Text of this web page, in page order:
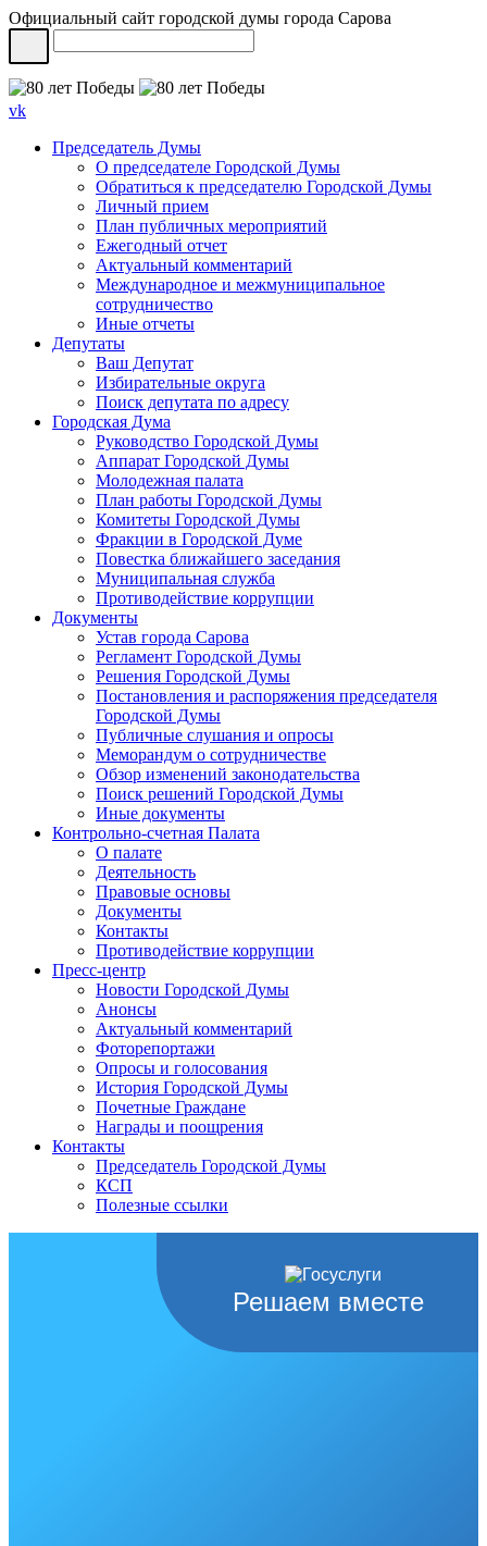
Официальный сайт городской думы города Сарова
vk
Председатель Думы
О председателе Городской Думы
Обратиться к председателю Городской Думы
Личный прием
План публичных мероприятий
Ежегодный отчет
Актуальный комментарий
Международное и межмуниципальное
сотрудничество
Иные отчеты
Депутаты
Ваш Депутат
Избирательные округа
Поиск депутата по адресу
Городская Дума
Руководство Городской Думы
Аппарат Городской Думы
Молодежная палата
План работы Городской Думы
Комитеты Городской Думы
Фракции в Городской Думе
Повестка ближайшего заседания
Муниципальная служба
Противодействие коррупции
Документы
Устав города Сарова
Регламент Городской Думы
Решения Городской Думы
Постановления и распоряжения председателя
Городской Думы
Публичные слушания и опросы
Меморандум о сотрудничестве
Обзор изменений законодательства
Поиск решений Городской Думы
Иные документы
Контрольно-счетная Палата
О палате
Деятельность
Правовые основы
Документы
Контакты
Противодействие коррупции
Пресс-центр
Новости Городской Думы
Анонсы
Актуальный комментарий
Фоторепортажи
Опросы и голосования
История Городской Думы
Почетные Граждане
Награды и поощрения
Контакты
Председатель Городской Думы
КСП
Полезные ссылки
Решаем вместе